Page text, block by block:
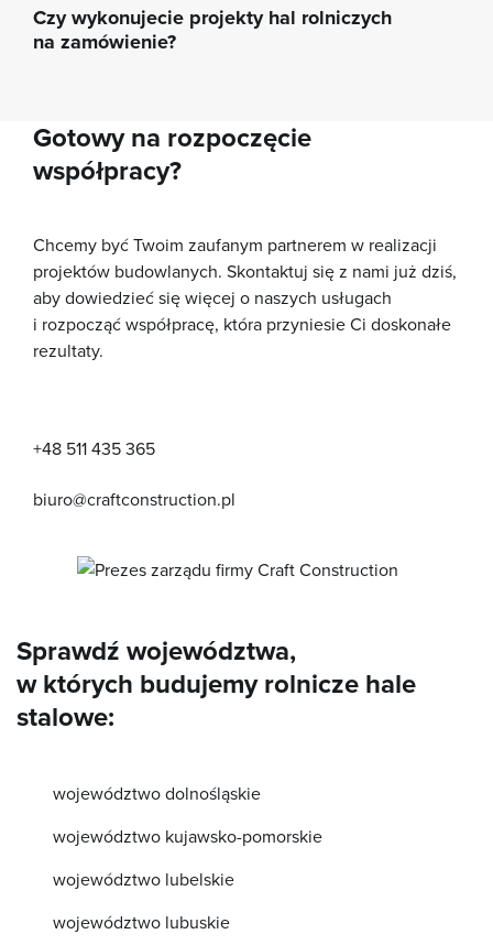
Czy wykonujecie projekty hal rolniczych
na zamówienie?
Gotowy na rozpoczęcie
współpracy?
Chcemy być Twoim zaufanym partnerem w realizacji
projektów budowlanych. Skontaktuj się z nami już dziś,
aby dowiedzieć się więcej o naszych usługach
i rozpocząć współpracę, która przyniesie Ci doskonałe
rezultaty.
+48 511 435 365
biuro@craftconstruction.pl
Sprawdź województwa,
w których budujemy rolnicze hale
stalowe:
województwo dolnośląskie
województwo kujawsko-pomorskie
województwo lubelskie
województwo lubuskie